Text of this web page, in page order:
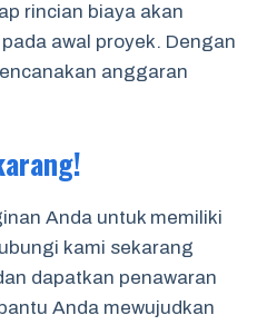
rincian biaya akan
awal proyek. Dengan
anggaran
Anda untuk memiliki
kami sekarang
dapatkan penawaran
Anda mewujudkan